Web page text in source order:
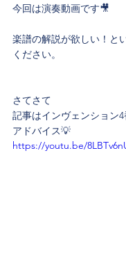
今回は演奏動画です🎥
楽譜の解説が欲しい！と
ください。
さてさて
記事はインヴェンション
アドバイス💡
https://youtu.be/